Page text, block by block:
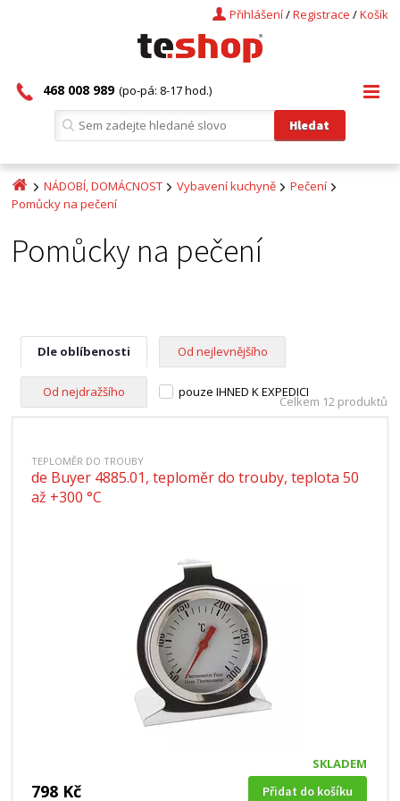
Košík
/
Registrace
/
Přihlášení
468 008 989 (po-pá: 8-17 hod.)
NÁDOBÍ, DOMÁCNOST Vybavení kuchyně
Pečení
Pomůcky na pečení
Pomůcky na pečení
Dle oblíbenosti Od nejlevnějšího
Od nejdražšího pouze IHNED K EXPEDICI
Celkem 12 produktů
TEPLOMĚR DO TROUBY
de Buyer 4885.01, teploměr do trouby, teplota 50
až +300 °C
SKLADEM
798 Kč Přidat do košíku